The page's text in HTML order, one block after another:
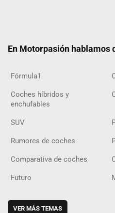
En Motorpasión hablamos
Fórmula1
Coches híbridos y
enchufables
SUV
Rumores de coches
Comparativa de coches
Futuro
VER MÁS TEMAS